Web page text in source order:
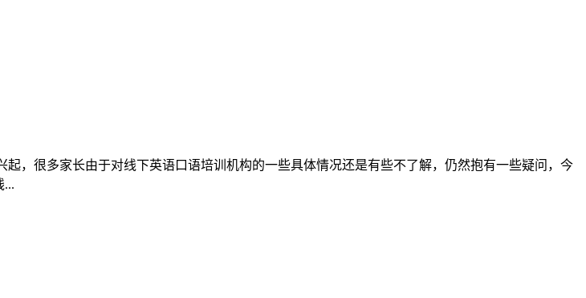
，很多家长由于对线下英语口语培训机构的一些具体情况还是有些不了解，仍然抱有一些疑问，今
...